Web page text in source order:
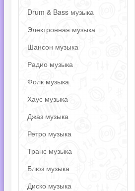
Drum & Bass музыка
Электронная музыка
Шансон музыка
Радио музыка
Фолк музыка
Хаус музыка
Джаз музыка
Ретро музыка
Транс музыка
Блюз музыка
Диско музыка